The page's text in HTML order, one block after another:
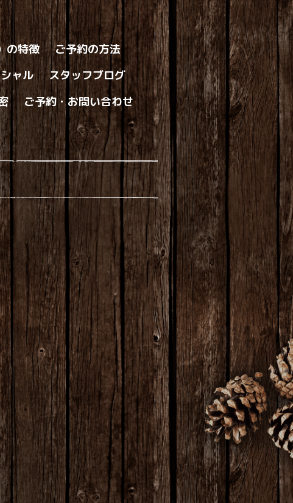
の特徴
ご予約の方法
ャル
スタッフブログ
ご予約・お問い合わせ